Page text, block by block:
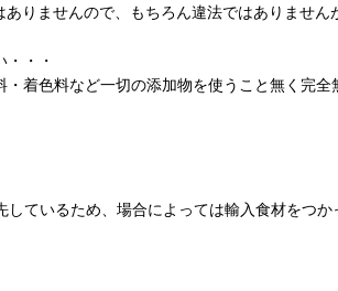
りませんので、もちろん違法ではありません
・・
着色料など一切の添加物を使うこと無く完全
ているため、場合によっては輸入食材をつか